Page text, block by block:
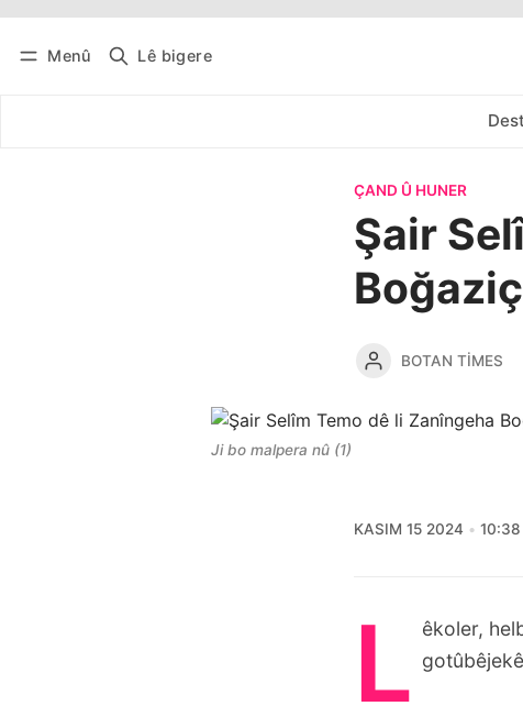
Menû Lê bigere
Têkevê Bûltena belaş bistîne
ÇAND Û HUNER
Şair
BOTAN TIMES
Ji bo malpera nû (1)
KASIM 15 2024 10:38
L êkoler,